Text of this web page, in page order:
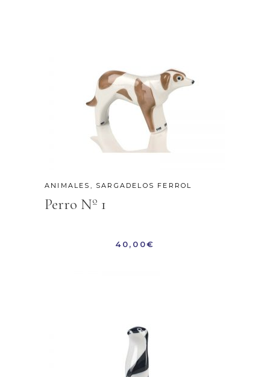
ANIMALES , SARGADELOS FERROL
Perro Nº 1
40,00€